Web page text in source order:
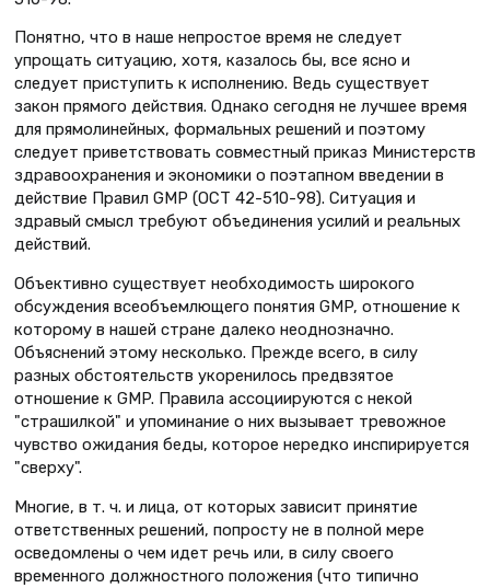
Понятно, что в наше непростое время не следует
упрощать ситуацию, хотя, казалось бы, все ясно и
следует приступить к исполнению. Ведь существует
закон прямого действия. Однако сегодня не лучшее время
для прямолинейных, формальных решений и поэтому
следует приветствовать совместный приказ Министерств
здравоохранения и экономики о поэтапном введении в
действие Правил GMP (ОСТ 42-510-98). Ситуация и
здравый смысл требуют объединения усилий и реальных
действий.
Объективно существует необходимость широкого
обсуждения всеобъемлющего понятия GMP, отношение к
которому в нашей стране далеко неоднозначно.
Объяснений этому несколько. Прежде всего, в силу
разных обстоятельств укоренилось предвзятое
отношение к GMP. Правила ассоциируются с некой
"страшилкой" и упоминание о них вызывает тревожное
чувство ожидания беды, которое нередко инспирируется
"сверху".
Многие, в т. ч. и лица, от которых зависит принятие
ответственных решений, попросту не в полной мере
осведомлены о чем идет речь или, в силу своего
временного должностного положения (что типично